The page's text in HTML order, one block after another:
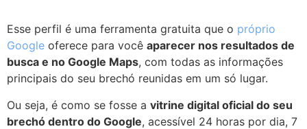
Esse perfil é uma ferramenta gratuita que o próprio
Google oferece para você aparecer nos resultados de
busca e no Google Maps, com todas as informações
principais do seu brechó reunidas em um só lugar.
Ou seja, é como se fosse a vitrine digital oficial do seu
brechó dentro do Google, acessível 24 horas por dia, 7